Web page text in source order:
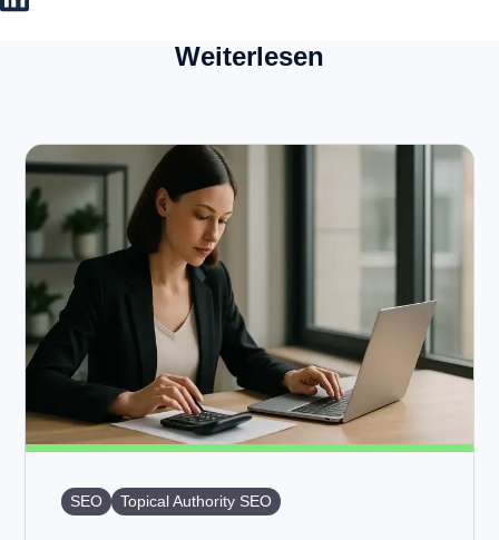
Weiterlesen
SEO Topical Authority SEO